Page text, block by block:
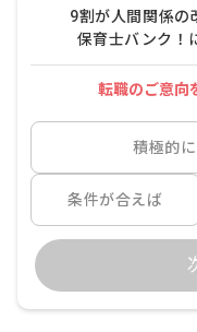
9割が人間関係の
保育士バンク！
転職のご意向
積極的
条件が合えば